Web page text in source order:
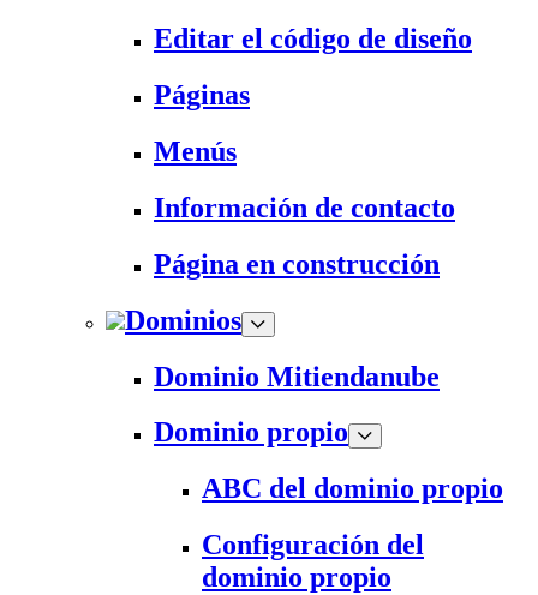
Editar el código de diseño
Páginas
Menús
Información de contacto
Página en construcción
Dominios
Dominio Mitiendanube
Dominio propio
ABC del dominio propio
Configuración del
dominio propio